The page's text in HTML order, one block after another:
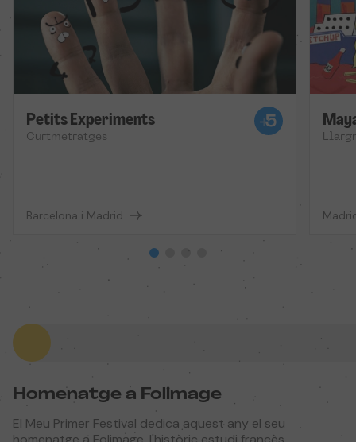
Petits Experiments
Curtmetratges
Barcelona i Madrid
Homenatge a Folimage
El Meu Primer Festival dedica aquest any el seu